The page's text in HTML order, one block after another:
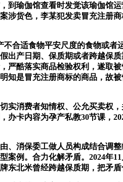
到瑜伽馆查看时发觉该瑜伽馆
涉货色，李某犯发卖冒充注
适食物平安尺度的食物或者
产日期、保质期或者跨越保
严酷落实商品检验权利，遂
知是冒充注册商标的商品，故
消费者知情权、公允买卖权
卡内容为孕产私教30节课，
消保委工做人员构成结合调
案例。合力化解矛盾。2024
北米曾经跨越保质期，把矛